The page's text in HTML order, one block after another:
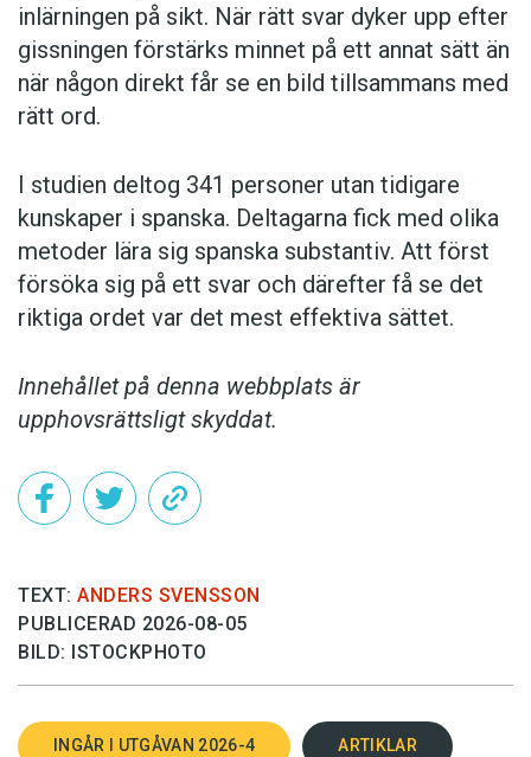
inlärningen på sikt. När rätt svar dyker upp efter
gissningen förstärks minnet på ett annat sätt än
när någon direkt får se en bild tillsammans med
rätt ord.
I studien deltog 341 personer utan tidigare
kunskaper i spanska. Deltagarna fick med olika
metoder lära sig spanska substantiv. Att först
försöka sig på ett svar och därefter få se det
riktiga ordet var det mest effektiva sättet.
Innehållet på denna webbplats är
upphovsrättsligt skyddat.
TEXT: ANDERS SVENSSON
PUBLICERAD 2026-08-05
BILD: ISTOCKPHOTO
INGÅR I UTGÅVAN 2026-4 ARTIKLAR